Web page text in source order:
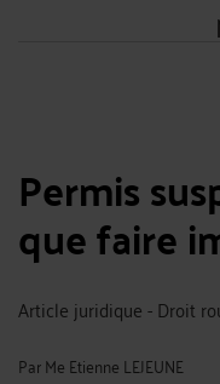
Permis
que faire
Article juridique - Droit
ParMe Etienne LEJEUNE